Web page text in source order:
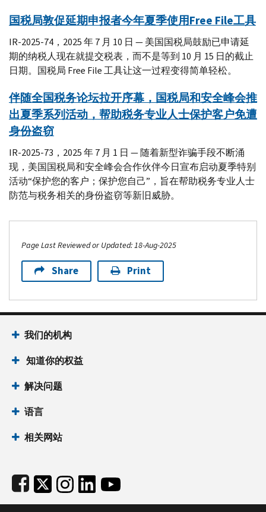
国税局敦促延期申报者今年夏季使用Free File工具
IR-2025-74，2025 年 7 月 10 日 — 美国国税局鼓励已申请延
期的纳税人现在就提交税表，而不是等到 10 月 15 日的截止
日期。国税局 Free File 工具让这一过程变得简单轻松。
伴随全国税务论坛拉开序幕，国税局和安全峰会推
出夏季系列活动，帮助税务专业人士保护客户免遭
身份盗窃
IR-2025-73，2025 年 7 月 1 日 — 随着新型诈骗手段不断涌
现，美国国税局和安全峰会合作伙伴今日宣布启动夏季特别
活动“保护您的客户；保护您自己”，旨在帮助税务专业人士
防范与税务相关的身份盗窃等新旧威胁。
Page Last Reviewed or Updated: 18-Aug-2025
Share Print
Footer Navigation
我们的机构
知道你的权益
解决问题
语言
相关网站